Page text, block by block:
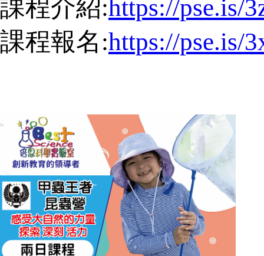
課程介紹:https://pse.is/
課程報名:https://pse.is/